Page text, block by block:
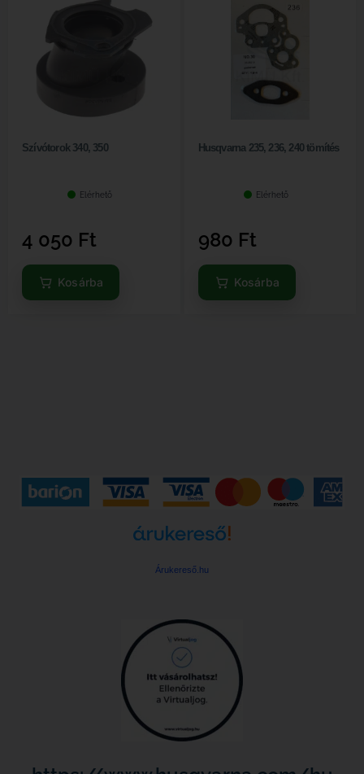
Szívótorok 340, 350
Elérhető
4 050 Ft
Kosárba
Husqvarna 235, 236, 240 tömítés
Elérhető
980 Ft
Kosárba
Árukereső.hu